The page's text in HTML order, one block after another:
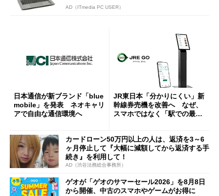
AD（ITmedia PC USER）
日本通信が新ブランド「blue
mobile」を発表 ネオキャリ
アで自由な通信環境へ
JR東日本「分かりにくい」新
幹線券売機を改善へ なぜ、
スマホではなく「駅での最短
カードローン50万円以上の人は、返済を3～6
ヶ月停止して『大幅に減額してから返済する手
続き』を利用して！
AD（渋谷法務総合事務所）
ゲオが「ゲオのサマーセール2026」を8月8日
から開催、中古のスマホやゲームがお得に